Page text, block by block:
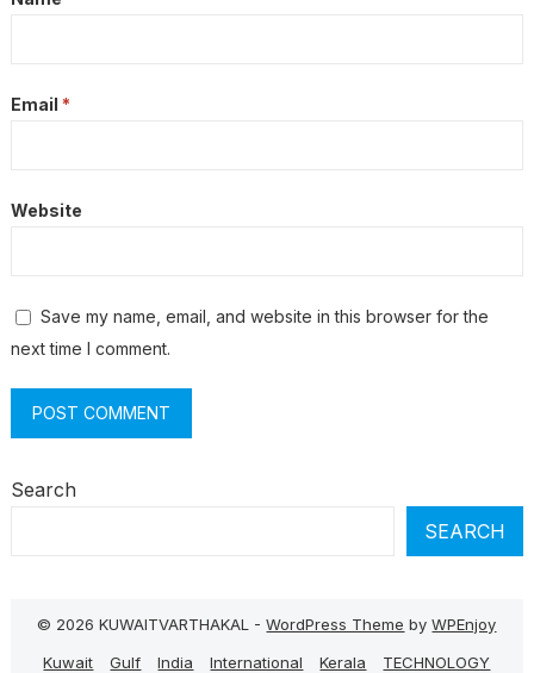
Email *
Website
Save my name, email, and website in this browser for the
next time I comment.
Search
SEARCH
© 2026 KUWAITVARTHAKAL -WordPress Theme byWPEnjoy
Kuwait
Gulf India International Kerala TECHNOLOGY